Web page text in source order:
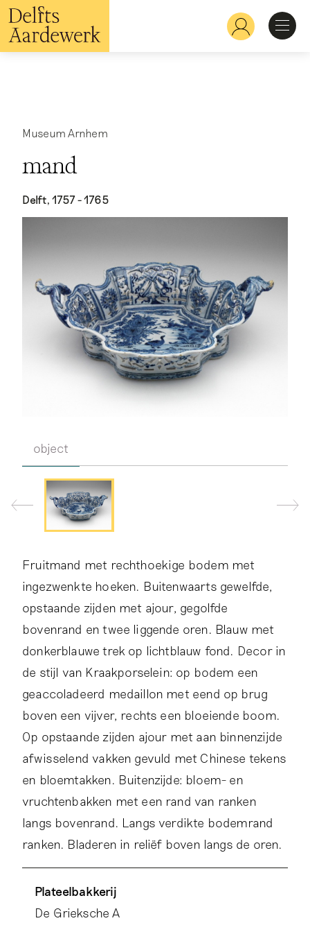
Overslaan
en
naar
de
Hoofdnavigatie
Bekijken
Verdiepen
Museum Arnhem
mand
Delft, 1757 - 1765
object
Fruitmand met rechthoekige bodem met
ingezwenkte hoeken. Buitenwaarts gewelfde,
opstaande zijden met ajour, gegolfde
bovenrand en twee liggende oren. Blauw met
donkerblauwe trek op lichtblauw fond. Decor in
de stijl van Kraakporselein: op bodem een
geaccoladeerd medaillon met eend op brug
boven een vijver, rechts een bloeiende boom.
Op opstaande zijden ajour met aan binnenzijde
afwisselend vakken gevuld met Chinese tekens
en bloemtakken. Buitenzijde: bloem- en
vruchtenbakken met een rand van ranken
langs bovenrand. Langs verdikte bodemrand
ranken. Bladeren in reliëf boven langs de oren.
van Chinees Kraakporselein uit de vroege
zeventiende eeuw. De vakindeling, gevuld met
Plateelbakkerij
De Grieksche A